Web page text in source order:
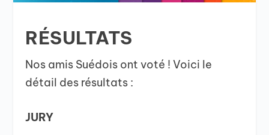
RÉSULTATS
Nos amis Suédois ont voté ! Voici le
détail des résultats :
JURY